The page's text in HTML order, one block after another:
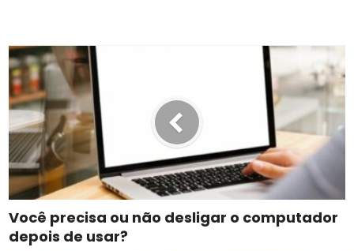
Você precisa ou não desligar o computador
depois de usar?